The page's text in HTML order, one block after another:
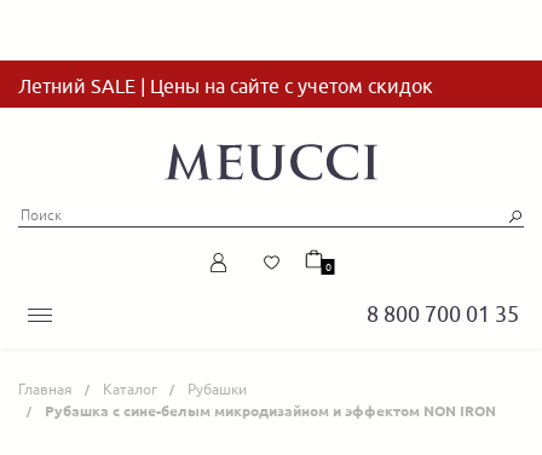
Летний SALE | Цены на сайте с учетом скидок
8 800 700 01 35
0
Главная Каталог Рубашки
Рубашка с сине-белым микродизайном и эффектом NON IRON